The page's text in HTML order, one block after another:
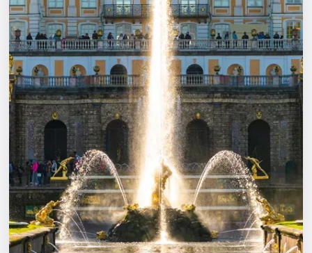
Города
Площадки
Артисты
Рейтинги